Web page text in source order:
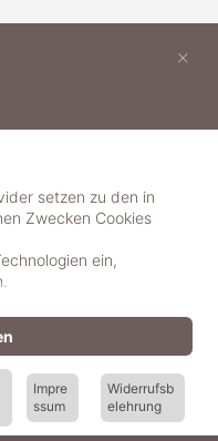
setzen zu den in
Zwecken Cookies
ein,
Impre
ssum
Widerrufsb
elehrung
×